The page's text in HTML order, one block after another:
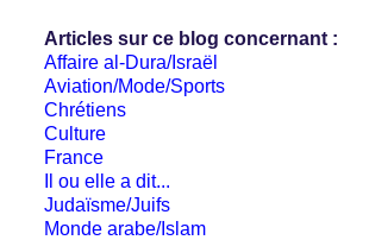
Articles sur ce blog concernant :
Affaire al-Dura/Israël
Aviation/Mode/Sports
Chrétiens
Culture
France
Il ou elle a dit...
Judaïsme/Juifs
Monde arabe/Islam